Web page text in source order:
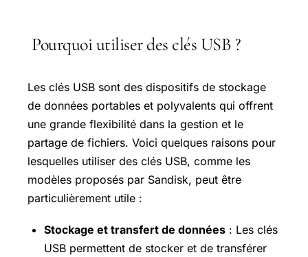
Pourquoi utiliser des clés USB ?
Les clés USB sont des dispositifs de stockage
de données portables et polyvalents qui offrent
une grande flexibilité dans la gestion et le
partage de fichiers. Voici quelques raisons pour
lesquelles utiliser des clés USB, comme les
modèles proposés par Sandisk, peut être
particulièrement utile :
Stockage et transfert de données : Les clés
USB permettent de stocker et de transférer